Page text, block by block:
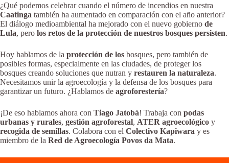
¿Qué podemos celebrar cuando el número de incendios en nuestra
Caatinga también ha aumentado en comparación con el año anterior?
El diálogo medioambiental ha mejorado con el nuevo gobierno de
Lula, pero los retos de la protección de nuestros bosques persisten.
Hoy hablamos de la protección de los bosques, pero también de
posibles formas, especialmente en las ciudades, de proteger los
bosques creando soluciones que nutran y restauren la naturaleza.
Necesitamos unir la agroecología y la defensa de los bosques para
garantizar un futuro. ¿Hablamos de agroforestería?
¡De eso hablamos ahora con Tiago Jatobá! Trabaja con podas
urbanas y rurales, gestión agroforestal, ATER agroecológico y
recogida de semillas. Colabora con el Colectivo Kapiwara y es
miembro de la Red de Agroecología Povos da Mata.